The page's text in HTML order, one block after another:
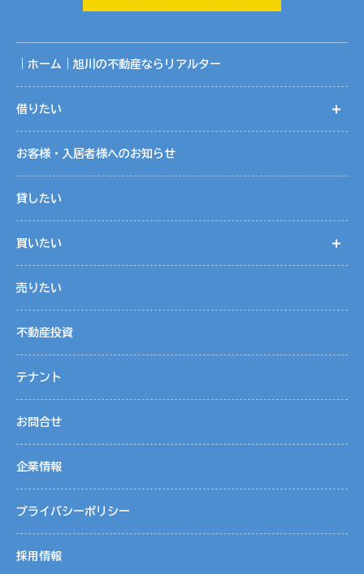
｜ホーム｜旭川の不動産ならリアルター
借りたい
お客様・入居者様へのお知らせ
貸したい
買いたい
売りたい
不動産投資
テナント
お問合せ
企業情報
プライバシーポリシー
採用情報